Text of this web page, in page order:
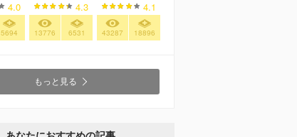
4.0
5694
4.3
13776 6531
4.1
43287 18896
もっと見る